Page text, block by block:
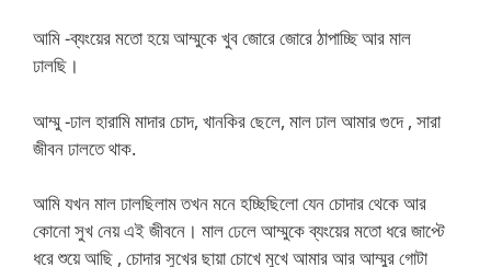
আমি -ব্যংয়ের মতো হয়ে আম্মুকে খুব জোরে জোরে ঠাপাচ্ছি আর মাল
ঢালছি।
আম্মু -ঢাল হারামি মাদার চোদ, খানকির ছেলে, মাল ঢাল আমার গুদে , সারা
জীবন ঢালতে থাক.
আমি যখন মাল ঢালছিলাম তখন মনে হচ্ছিছিলো যেন চোদার থেকে আর
কোনো সুখ নেয় এই জীবনে। মাল ঢেলে আম্মুকে ব্যংয়ের মতো ধরে জাপ্টে
ধরে শুয়ে আছি , চোদার সুখের ছায়া চোখে মুখে আমার আর আম্মুর গোটা